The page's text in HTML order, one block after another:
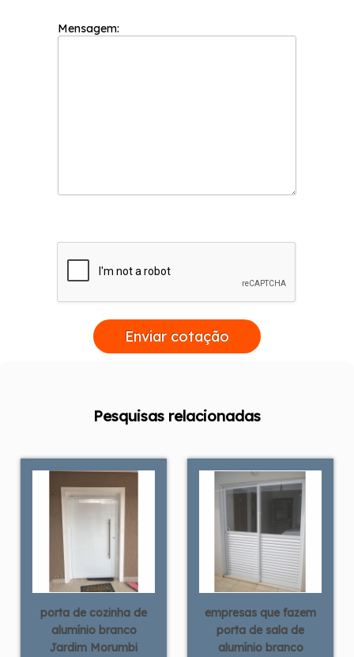
Mensagem:
Enviar cotação
Pesquisas relacionadas
porta de cozinha de
alumínio branco
Jardim Morumbi
empresas que fazem
porta de sala de
alumínio branco